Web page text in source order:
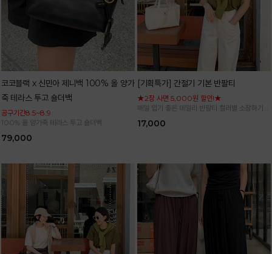
코코블랙 x 신민아 제니백 100% 올 양가
죽 테라스 투고 숄더백
공구기간8.5~8.9
100% 올 양가죽 테라스 투고 숄더백
79,000
[기획특가] 간절기 기본 반팔티
★2장 사면 5,000원 할인!★
매일 입기 좋은 데일리 반팔티 컬러별 소장하기
17,000